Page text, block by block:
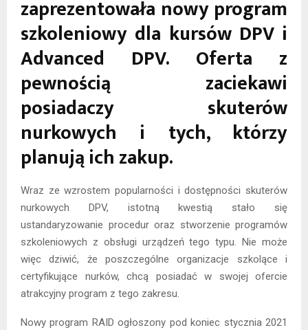
zaprezentowała nowy program
szkoleniowy dla kursów DPV i
Advanced DPV. Oferta z
pewnością zaciekawi
posiadaczy skuterów
nurkowych i tych, którzy
planują ich zakup.
Wraz ze wzrostem popularności i dostępności skuterów
nurkowych DPV, istotną kwestią stało się
ustandaryzowanie procedur oraz stworzenie programów
szkoleniowych z obsługi urządzeń tego typu. Nie może
więc dziwić, że poszczególne organizacje szkolące i
certyfikujące nurków, chcą posiadać w swojej ofercie
atrakcyjny program z tego zakresu.
Nowy program RAID ogłoszony pod koniec stycznia 2021